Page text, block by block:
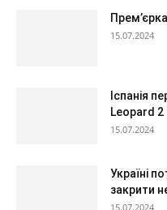
15.07.2024
Іспанія
Leopard 2
15.07.2024
Україні
закрити
15.07.2024